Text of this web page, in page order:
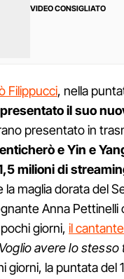
VIDEO CONSIGLIATO
Filippucci, nella
il suo
presentato in
e Yin e
milioni di
maglia dorata del
Anna Pettinelli
giorni, il
Voglio avere lo
giorni, la puntata del